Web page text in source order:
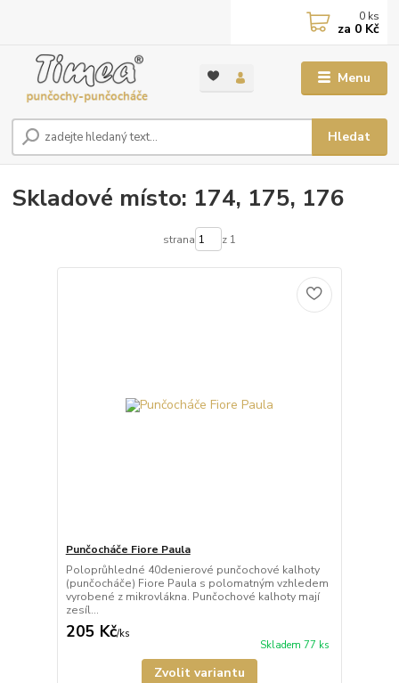
Menu
Hledat
0 ks
za 0 Kč
Skladové místo: 174, 175, 176
strana z 1
Punčocháče Fiore Paula
Poloprůhledné 40denierové punčochové kalhoty
(punčocháče) Fiore Paula s polomatným vzhledem
vyrobené z mikrovlákna. Punčochové kalhoty mají
zesíl...
205 Kč/ks
Skladem 77 ks
Zvolit variantu